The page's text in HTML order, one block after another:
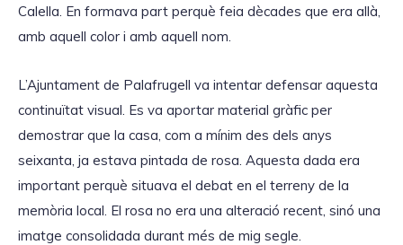
Calella. En formava part perquè feia dècades que era allà,
amb aquell color i amb aquell nom.
L’Ajuntament de Palafrugell va intentar defensar aquesta
continuïtat visual. Es va aportar material gràfic per
demostrar que la casa, com a mínim des dels anys
seixanta, ja estava pintada de rosa. Aquesta dada era
important perquè situava el debat en el terreny de la
memòria local. El rosa no era una alteració recent, sinó una
imatge consolidada durant més de mig segle.